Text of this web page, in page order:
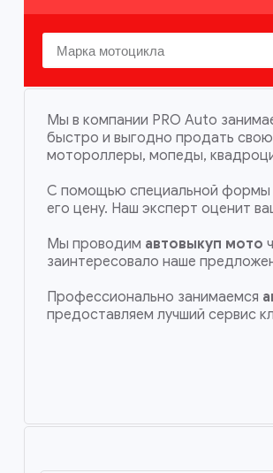
Мы в компании PRO Auto
быстро и выгодно продать
мотороллеры, мопеды,
С помощью специальной формы
его цену. Наш эксперт оценит
Мы проводим автовыкуп мото
заинтересовало наше
Профессионально занимаемся
предоставляем лучший сервис